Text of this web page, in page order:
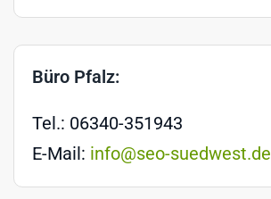
Büro Pfalz:
Tel.: 06340-351943
E-Mail: info@seo-suedwest.de